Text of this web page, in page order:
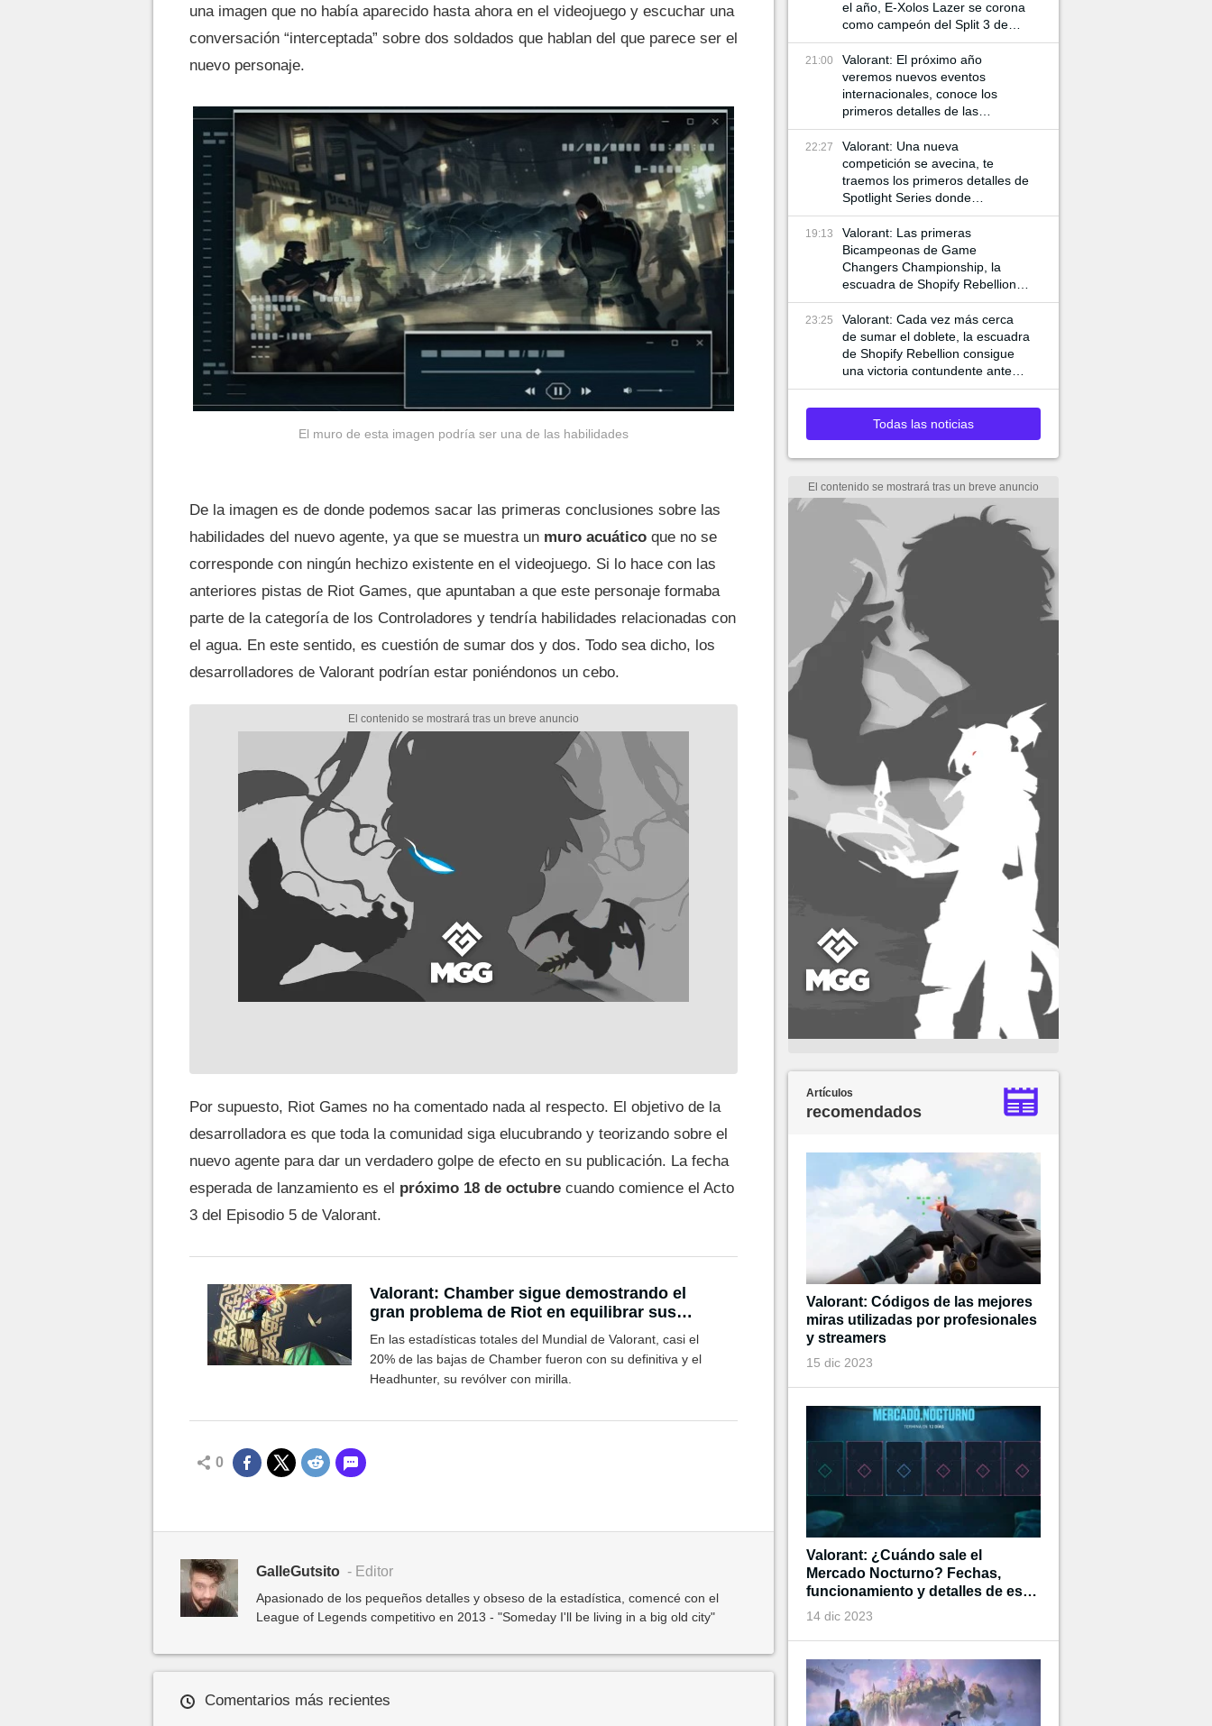
una imagen que no había aparecido hasta ahora en el videojuego y escuchar una
conversación “interceptada” sobre dos soldados que hablan del que parece ser el
nuevo personaje.
El muro de esta imagen podría ser una de las habilidades
De la imagen es de donde podemos sacar las primeras conclusiones sobre las
habilidades del nuevo agente, ya que se muestra un muro acuático que no se
corresponde con ningún hechizo existente en el videojuego. Si lo hace con las
anteriores pistas de Riot Games, que apuntaban a que este personaje formaba
parte de la categoría de los Controladores y tendría habilidades relacionadas con
el agua. En este sentido, es cuestión de sumar dos y dos. Todo sea dicho, los
desarrolladores de Valorant podrían estar poniéndonos un cebo.
Por supuesto, Riot Games no ha comentado nada al respecto. El objetivo de la
desarrolladora es que toda la comunidad siga elucubrando y teorizando sobre el
nuevo agente para dar un verdadero golpe de efecto en su publicación. La fecha
esperada de lanzamiento es el próximo 18 de octubre cuando comience el Acto
3 del Episodio 5 de Valorant.
Valorant: Chamber sigue demostrando el
gran problema de Riot en equilibrar sus
habilidades
En las estadísticas totales del Mundial de Valorant, casi el
20% de las bajas de Chamber fueron con su definitiva y el
Headhunter, su revólver con mirilla.
0
GalleGutsito - Editor
Apasionado de los pequeños detalles y obseso de la estadística, comencé con el
League of Legends competitivo en 2013 - "Someday I'll be living in a big old city"
Comentarios más recientes
el año, E-Xolos Lazer se corona
como campeón del Split 3 de
VCL Norte
21:00
Valorant: El próximo año
veremos nuevos eventos
internacionales, conoce los
primeros detalles de las
siguientes competencias
internacionales de VCT
22:27
Valorant: Una nueva
competición se avecina, te
traemos los primeros detalles de
Spotlight Series donde
jugadores de VCT y Game
Changers participan
19:13
Valorant: Las primeras
Bicampeonas de Game
Changers Championship, la
escuadra de Shopify Rebellion
consigue llevarse la final 3-0
ante MIBR para alzar la copa
23:25
Valorant: Cada vez más cerca
de sumar el doblete, la escuadra
de Shopify Rebellion consigue
una victoria contundente ante
G2 para asegurar el pase a la
final
Todas las noticias
Artículos
recomendados
Valorant: Códigos de las mejores
miras utilizadas por profesionales
y streamers
15 dic 2023
Valorant: ¿Cuándo sale el
Mercado Nocturno? Fechas,
funcionamiento y detalles de esta
tienda de tiempo limitado
14 dic 2023